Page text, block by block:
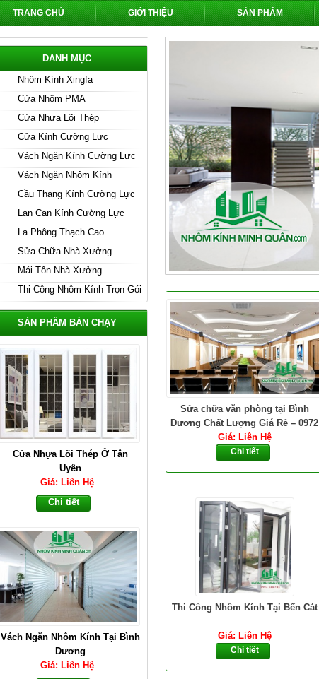
TRANG CHỦ GIỚI THIỆU SẢN PHẨM
Sửa chữa văn phòng tại Bình
Dương Chất Lượng Giá Rẻ – 0972
134 785
Giá: Liên Hệ
Chi tiết
Thi Công Nhôm Kính Tại Bến Cát
Giá: Liên Hệ
Chi tiết
DANH MỤC
Nhôm Kính Xingfa
Cửa Nhôm PMA
Cửa Nhựa Lõi Thép
Cửa Kính Cường Lực
Vách Ngăn Kính Cường Lực
Vách Ngăn Nhôm Kính
Cầu Thang Kính Cường Lực
Lan Can Kính Cường Lực
La Phông Thạch Cao
Sửa Chữa Nhà Xưởng
Mái Tôn Nhà Xưởng
Thi Công Nhôm Kính Trọn Gói
SẢN PHẨM BÁN CHẠY
Cửa Nhựa Lõi Thép Ở Tân
Uyên
Giá: Liên Hệ
Chi tiết
Vách Ngăn Nhôm Kính Tại Bình
Dương
Giá: Liên Hệ